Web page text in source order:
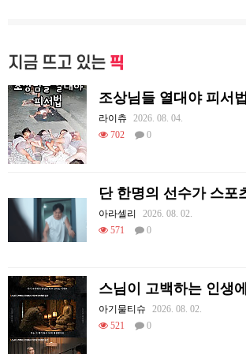
지금 뜨고 있는 픽
조상님들 열대야 피서법
라이츄
2026. 08. 04.
702
0
아라셀리
2026. 08. 02.
571
0
아기물티슈
2026. 08. 02.
521
0